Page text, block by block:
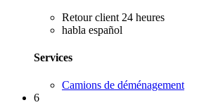
Retour client 24 heures
habla español
Services
Camions de déménagement
6